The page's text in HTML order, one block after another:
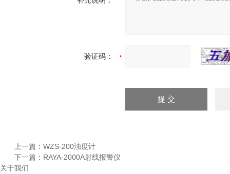
验证码：
上一篇： WZS-200浊度计
下一篇： RAYA-2000A射线报警仪
关于我们